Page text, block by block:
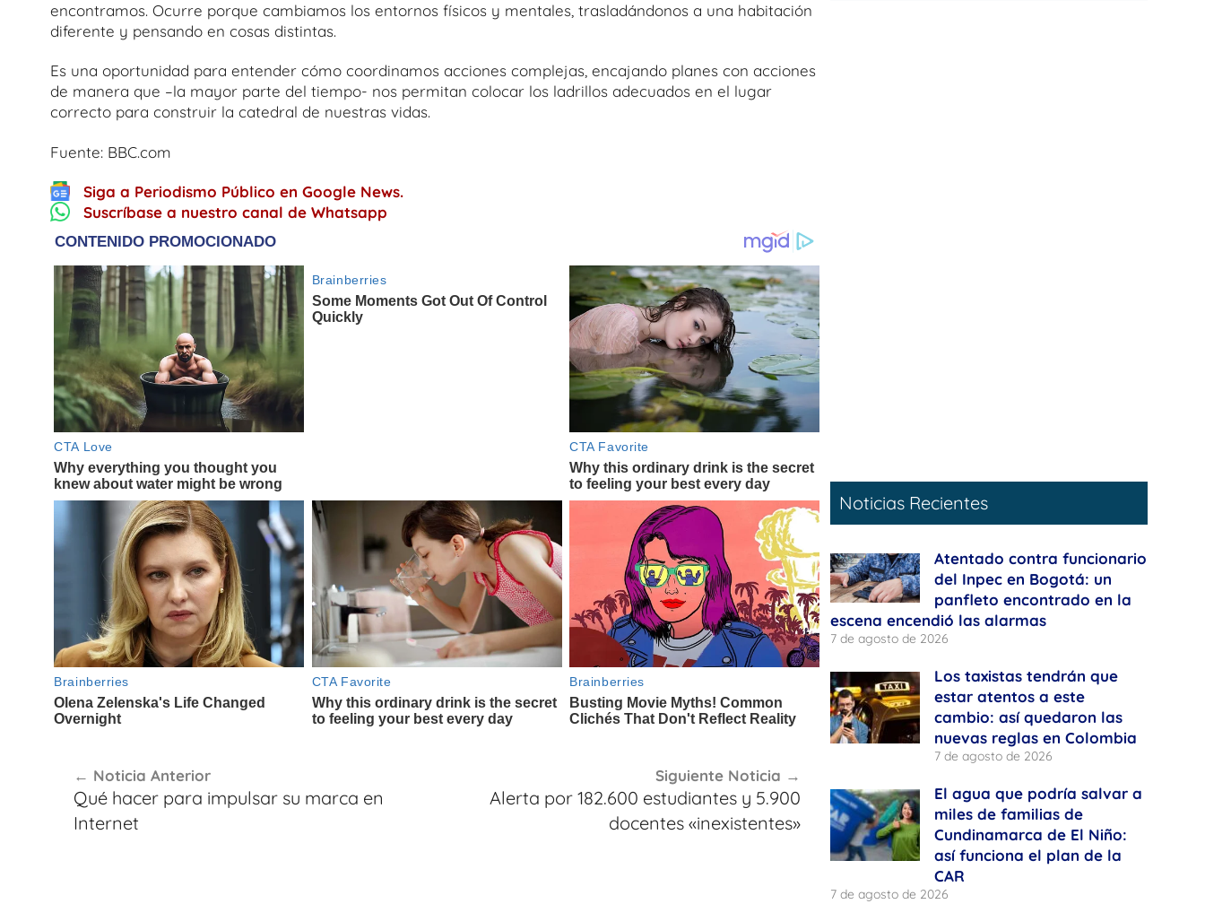
encontramos. Ocurre porque cambiamos los entornos físicos y mentales, trasladándonos a una habitación
diferente y pensando en cosas distintas.
Es una oportunidad para entender cómo coordinamos acciones complejas, encajando planes con acciones
de manera que –la mayor parte del tiempo- nos permitan colocar los ladrillos adecuados en el lugar
correcto para construir la catedral de nuestras vidas.
Fuente: BBC.com
Siga a Periodismo Público en Google News.
Suscríbase a nuestro canal de Whatsapp
de
entradas
Noticia Anterior
Qué hacer para impulsar su marca en
Internet
Siguiente Noticia
Alerta por 182.600 estudiantes y 5.900
docentes «inexistentes»
Noticias Recientes
Atentado contra funcionario
del Inpec en Bogotá: un
panfleto encontrado en la
escena encendió las alarmas
7 de agosto de 2026
Los taxistas tendrán que
estar atentos a este
cambio: así quedaron las
nuevas reglas en Colombia
7 de agosto de 2026
El agua que podría salvar a
miles de familias de
Cundinamarca de El Niño:
así funciona el plan de la
CAR
7 de agosto de 2026